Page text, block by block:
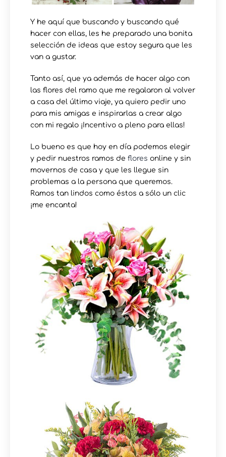
Y he aquí que buscando y buscando qué
hacer con ellas, les he preparado una bonita
selección de ideas que estoy segura que les
van a gustar.
Tanto así, que ya además de hacer algo con
las flores del ramo que me regalaron al volver
a casa del último viaje, ya quiero pedir uno
para mis amigas e inspirarlas a crear algo
con mi regalo ¡Incentivo a pleno para ellas!
Lo bueno es que hoy en día podemos elegir
y pedir nuestros ramos de flores online y sin
movernos de casa y que les llegue sin
problemas a la persona que queremos.
Ramos tan lindos como éstos a sólo un clic
¡me encanta!